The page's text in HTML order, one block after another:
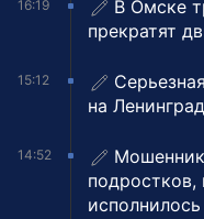
16:19
В Омске
прекратят
15:12
на
14:52
исполнилось